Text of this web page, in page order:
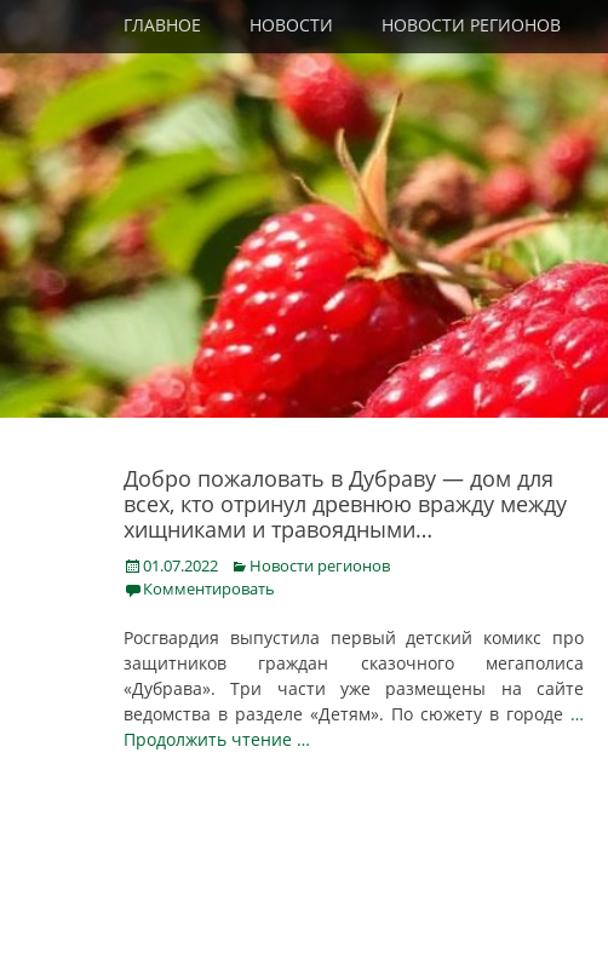
content
Primary Menu
ГЛАВНОЕ НОВОСТИ НОВОСТИ РЕГИОНОВ
Добро пожаловать в Дубраву — дом для
всех, кто отринул древнюю вражду между
хищниками и травоядными…
Posted
on
01.07.2022 Categories
Новости регионов
Комментировать
Росгвардия выпустила первый детский комикс про
защитников граждан сказочного мегаполиса
«Дубрава». Три части уже размещены на сайте
ведомства в разделе «Детям». По сюжету в городе …
Продолжить чтение …